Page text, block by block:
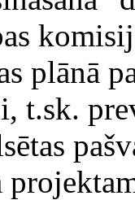
plānā
t.sk.